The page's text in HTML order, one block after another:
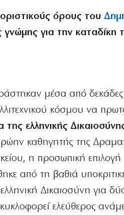
όρους του
γνώμης για την
μέσα από δεκάδες
κόσμου να
ελληνικής
καθηγητής της
η προσωπική
από τη βαθιά
Δικαιοσύνη για
ελεύθερος